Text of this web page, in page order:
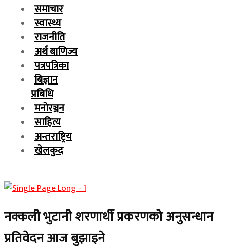
समाचार
स्वास्थ्य
राजनीति
अर्थ बाणिज्य
पत्रपत्रिका
बिज्ञान
प्रबिधि
मनोरञ्जन
साहित्य
अन्तराष्ट्रिय
खेलकुद
नक्कली भुटानी शरणार्थी प्रकरणको अनुसन्धान
प्रतिवेदन आज बुझाइने